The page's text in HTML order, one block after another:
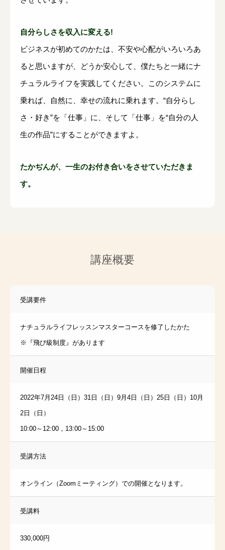
自分らしさを収入に変える!
ビジネスが初めてのかたは、不安や心配がいろいろあ
ると思いますが、どうか安心して、僕たちと一緒にナ
チュラルライフを実践してください。このシステムに
乗れば、自然に、幸せの流れに乗れます。“自分らし
さ・好き”を「仕事」に、そして「仕事」を“自分の人
生の作品”にすることができますよ。
たかぢんが、一生のお付き合いをさせていただきま
す。
講座概要
受講要件
ナチュラルライフレッスンマスターコースを修了したかた
※『飛び級制度』があります
開催日程
2022年7月24日（日）31日（日）9月4日（日）25日（日）10月
2日（日）
10:00～12:00，13:00～15:00
受講方法
オンライン（Zoomミーティング）での開催となります。
受講料
330,000円